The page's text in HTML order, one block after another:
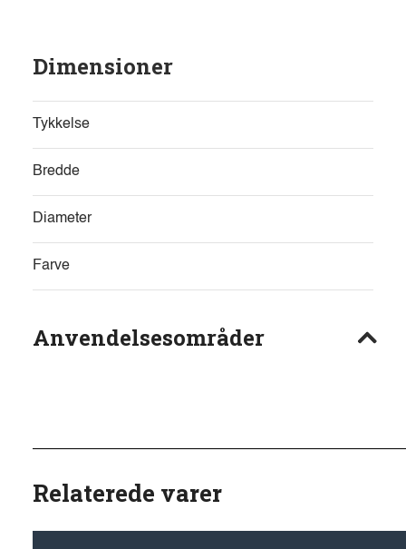
Dimensioner
Tykkelse
Bredde
Diameter
Farve
Anvendelsesområder
Relaterede varer